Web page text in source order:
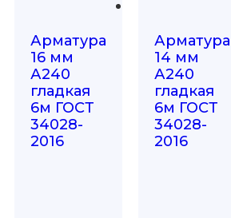
Арматура
16 мм
А240
гладкая
6м ГОСТ
34028-
2016
Арматура
14 мм
А240
гладкая
6м ГОСТ
34028-
2016